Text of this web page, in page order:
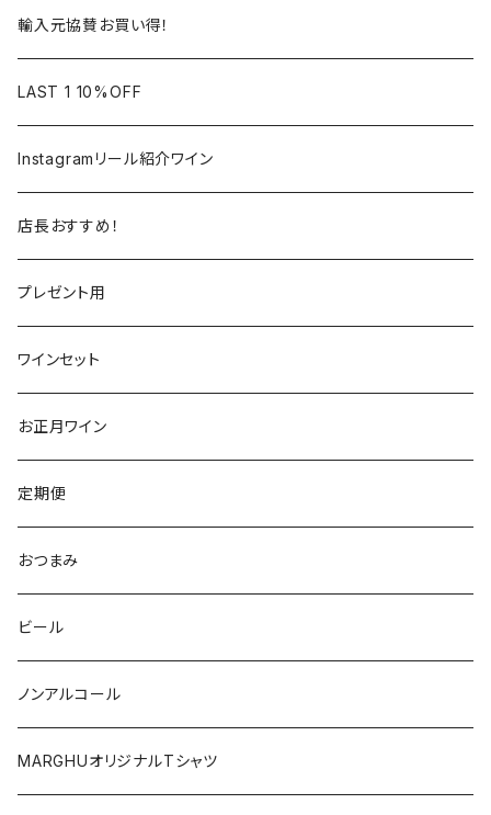
ロワール
フランス
ラングドック
イタリア
トスカーナ
ヴェネト
スペイン
リオハ
トロ
アメリカ
カリフォルニア
オレゴン
ニュージーランド
オーストラリア
チリ
ドイツ
アルゼンチン
日本
オーストリア
ラングドック
フランス
イタリア
トスカーナ
ピエモンテ
マルケ
シチリア
スペイン
カリニェナ
ドイツ
ニュージーランド
アメリカ
カリフォルニア
オレゴン
南アフリカ
オーストリア
チリ
オーストラリア
日本
イタリア
南アフリカ
ニュージーランド
イギリス
ドイツ
アメリカ
オーストラリア
オーストラリア
カリフォルニア
日本
輸入元協賛お買い得！
LAST 1 10%OFF
Instagramリール紹介ワイン
店長おすすめ！
プレゼント用
ワインセット
お正月ワイン
定期便
おつまみ
ビール
ノンアルコール
MARGHUオリジナルTシャツ